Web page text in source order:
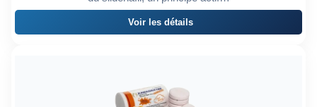
Voir les détails